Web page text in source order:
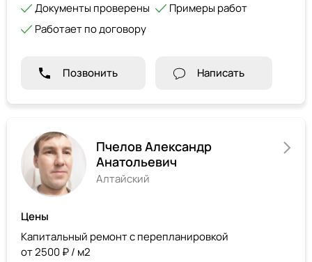
Документы проверены
Примеры работ
Работает по договору
Позвонить Написать
Пчелов Александр
Анатольевич
Алтайский
Цены
Капитальный ремонт с перепланировкой
от 2500 ₽ / м2